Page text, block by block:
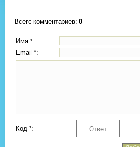
Всего комментариев: 0
Имя *:
Email *:
Код *: